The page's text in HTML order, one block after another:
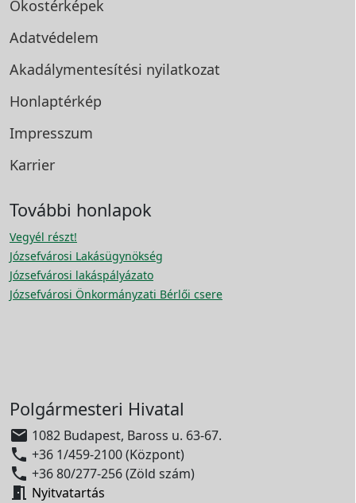
Okostérképek
Adatvédelem
Akadálymentesítési nyilatkozat
Honlaptérkép
Impresszum
Karrier
További honlapok
Vegyél részt!
Józsefvárosi Lakásügynökség
Józsefvárosi lakáspályázato
Józsefvárosi Önkormányzati Bérlői csere
Polgármesteri Hivatal
 1082 Budapest, Baross u. 63-67.
 +36 1/459-2100 (Központ)
 +36 80/277-256 (Zöld szám)
 Nyitvatartás